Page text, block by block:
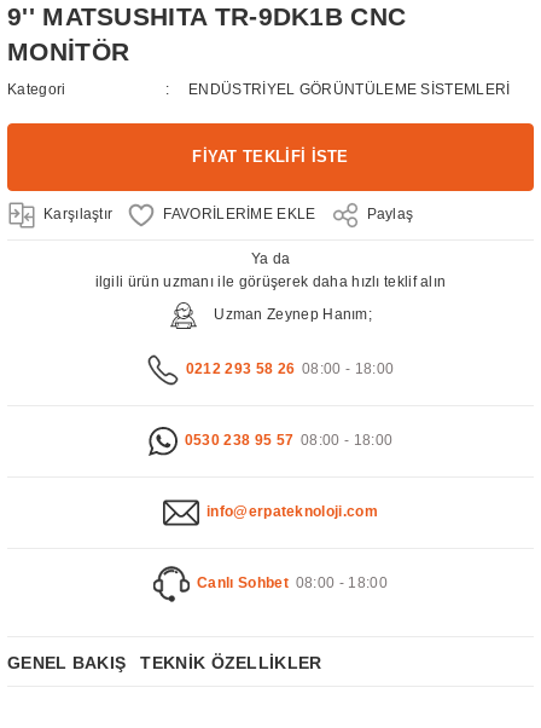
9'' MATSUSHITA TR-9DK1B CNC
MONİTÖR
Kategori ENDÜSTRİYEL GÖRÜNTÜLEME SİSTEMLERİ
FİYAT TEKLİFİ İSTE
Karşılaştır Paylaş
Ya da
ilgili ürün uzmanı ile görüşerek daha hızlı teklif alın
Uzman Zeynep Hanım;
0212 293 58 26 08:00 - 18:00
0530 238 95 57 08:00 - 18:00
info@erpateknoloji.com
Canlı Sohbet 08:00 - 18:00
GENEL BAKIŞ TEKNİK ÖZELLİKLER